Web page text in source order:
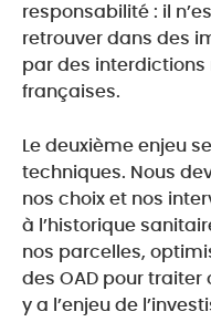
responsabilité : il
retrouver dans des
par des
françaises.
Le deuxième enjeu
techniques. Nous
nos choix et nos
à l’historique
nos parcelles,
des OAD pour traiter
y a l’enjeu de